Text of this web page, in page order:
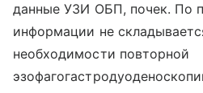
данные УЗИ ОБП, почек. По
информации не
необходимости повторной